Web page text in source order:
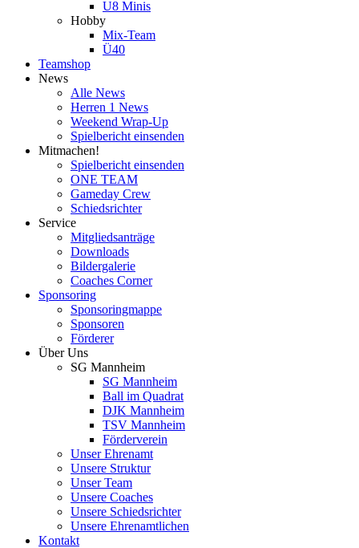
U8 Minis
Hobby
Mix-Team
Ü40
Teamshop
News
Alle News
Herren 1 News
Weekend Wrap-Up
Spielbericht einsenden
Mitmachen!
Spielbericht einsenden
ONE TEAM
Gameday Crew
Schiedsrichter
Service
Mitgliedsanträge
Downloads
Bildergalerie
Coaches Corner
Sponsoring
Sponsoringmappe
Sponsoren
Förderer
Über Uns
SG Mannheim
SG Mannheim
Ball im Quadrat
DJK Mannheim
TSV Mannheim
Förderverein
Unser Ehrenamt
Unsere Struktur
Unser Team
Unsere Coaches
Unsere Schiedsrichter
Unsere Ehrenamtlichen
Kontakt